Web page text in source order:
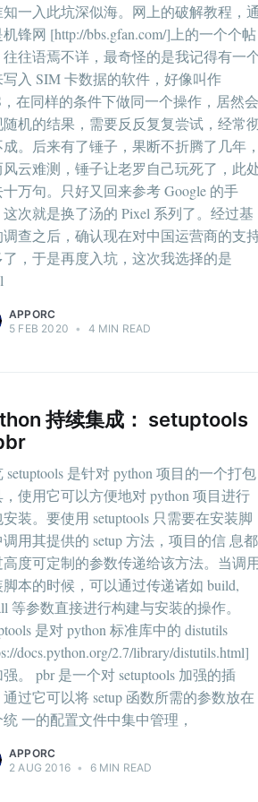
一入此坑深似海。网上的破解教程，通
锋网 [http://bbs.gfan.com/]上的一个个帖
往语焉不详，最奇怪的是我记得有一
写入 SIM 卡数据的软件，好像叫作
在同样的条件下做同一个操作，居然会
随机的结果，需要反反复复尝试，经常
。后来有了锤子，果断不折腾了几年，
云难测，锤子让老罗自己玩死了，此
万句。只好又回来参考 Google 的手
次就是换了汤的 Pixel 系列了。经过基
调查之后，确认现在对中国运营商的支
，于是再度入坑，这次我选择的是
APPORC
5 FEB 2020 • 4 MIN READ
持续集成： setuptools
setuptools 是针对 python 项目的一个打包
，使用它可以方便地对 python 项目进行
装。要使用 setuptools 只需要在安装脚
用其提供的 setup 方法，项目的信 息都
度可定制的参数传递给该方法。当调
本的时候，可以通过传递诸如 build,
等参数直接进行构建与安装的操作。
是对 python 标准库中的 distutils
docs.python.org/2.7/library/distutils.html]
。 pbr 是一个对 setuptools 加强的插
过它可以将 setup 函数所需的参数放在
一的配置文件中集中管理，
APPORC
2 AUG 2016 • 6 MIN READ